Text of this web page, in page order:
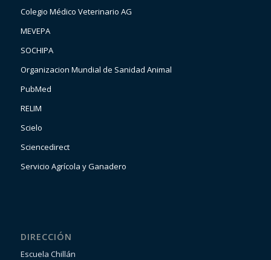
Colegio Médico Veterinario AG
MEVEPA
SOCHIPA
Organizacion Mundial de Sanidad Animal
PubMed
RELIM
Scielo
Sciencedirect
Servicio Agrícola y Ganadero
DIRECCIÓN
Escuela Chillán